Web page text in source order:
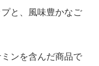
と、風味豊かなご
ンを含んだ商品で